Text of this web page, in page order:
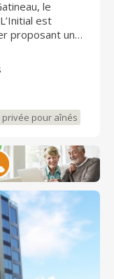
le
est
proposant un
de
offre aussi une
unique dans
privée pour aînés